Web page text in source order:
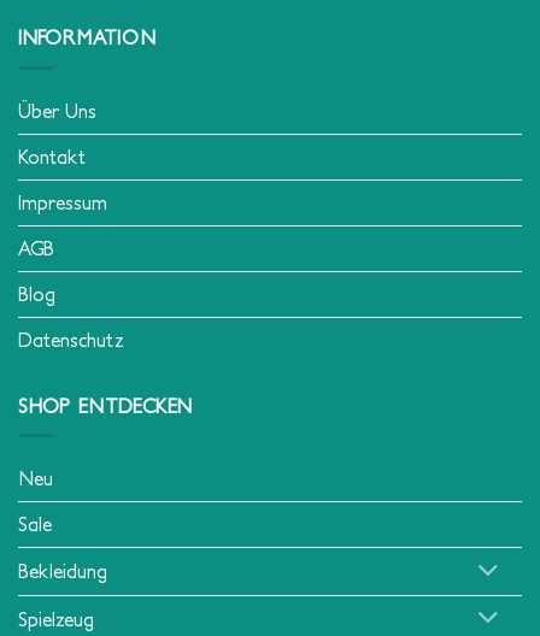
INFORMATION
Über Uns
Kontakt
Impressum
AGB
Blog
Datenschutz
SHOP ENTDECKEN
Neu
Sale
Bekleidung
Spielzeug